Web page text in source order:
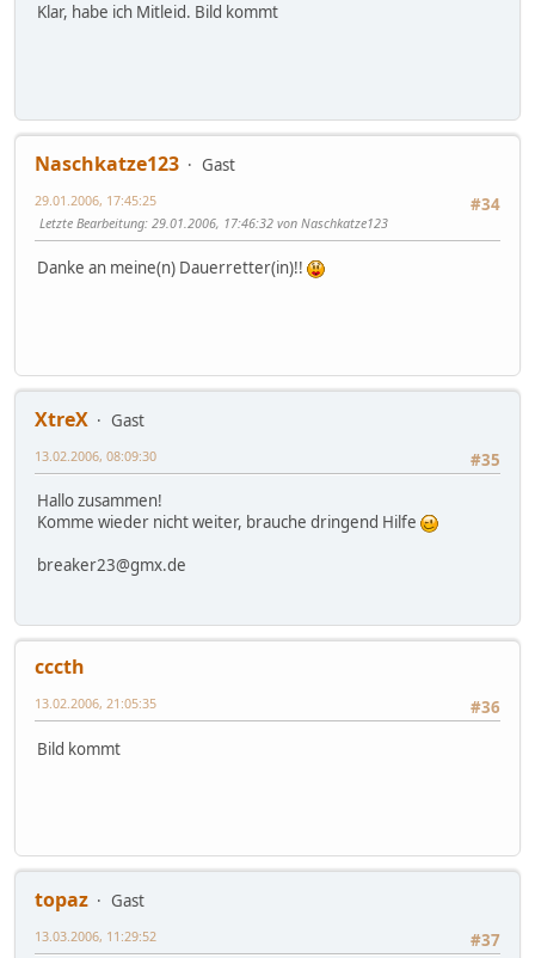
Klar, habe ich Mitleid. Bild kommt
Naschkatze123
Gast
#34
29.01.2006, 17:45:25
Letzte Bearbeitung: 29.01.2006, 17:46:32 von Naschkatze123
Danke an meine(n) Dauerretter(in)!!
XtreX
Gast
#35
13.02.2006, 08:09:30
Hallo zusammen!
Komme wieder nicht weiter, brauche dringend Hilfe
breaker23@gmx.de
cccth
#36
13.02.2006, 21:05:35
Bild kommt
topaz
Gast
#37
13.03.2006, 11:29:52